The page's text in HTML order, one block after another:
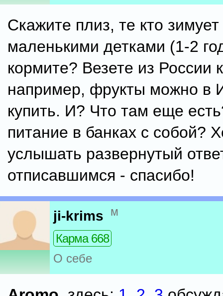
Скажите плиз, те кто зимует
маленькими детками (1-2
кормите? Везете из России
например, фрукты можно в
купить. И? Что там еще
питание в банках с собой?
услышать развернутый
отписавшимся - спасибо!
ji-krims м
Карма 668
О себе